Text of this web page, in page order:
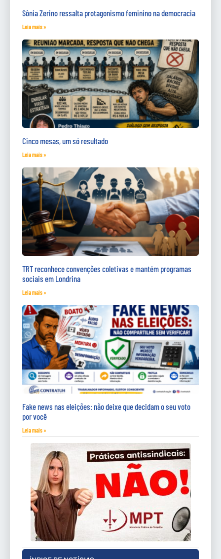
Sônia Zerino ressalta protagonismo feminino na democracia
Leia mais »
Cinco mesas, um só resultado
Leia mais »
TRT reconhece convenções coletivas e mantém programas
sociais em Londrina
Leia mais »
Fake news nas eleições: não deixe que decidam o seu voto
por você
Leia mais »